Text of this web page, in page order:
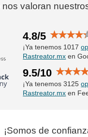
nos valoran
4.8/5
¡Ya tenemos 1017
Rastreator.mx en
9.5/10
¡Ya tenemos 3125
Rastreator.mx en
¡Somos de